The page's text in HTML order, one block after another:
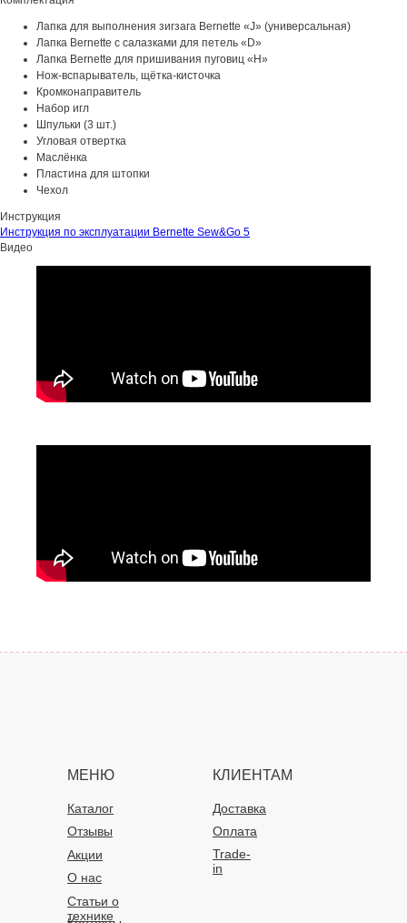
Лапка для выполнения зигзага Bernette «J» (универсальная)
Лапка Bernette с салазками для петель «D»
Лапка Bernette для пришивания пуговиц «H»
Нож-вспарыватель, щётка-кисточка
Кромконаправитель
Набор игл
Шпульки (3 шт.)
Угловая отвертка
Маслёнка
Пластина для штопки
Чехол
Инструкция
Инструкция по эксплуатации Bernette Sew&Go 5
Видео
МЕНЮ КЛИЕНТАМ
Каталог
О нас
Доставка
Статьи о
технике
Оплата
Отзывы
Акции
Trade-
in